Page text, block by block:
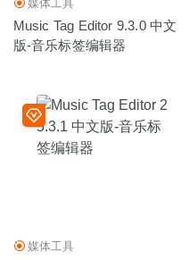
媒体工具
Music Tag Editor 9.3.0 中文
版-音乐标签编辑器
媒体工具